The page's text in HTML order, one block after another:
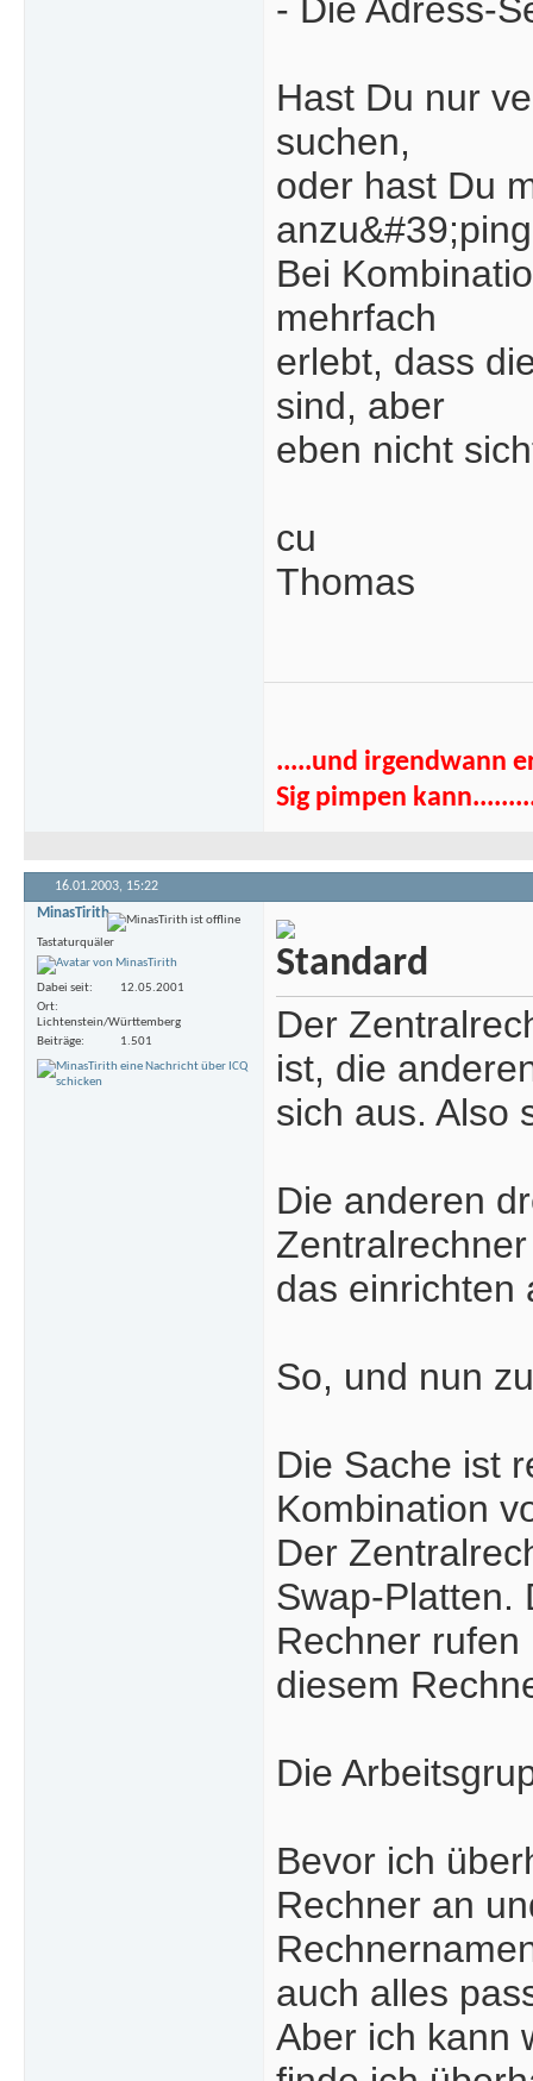
- Die Adress-
Hast Du nur
suchen,
oder hast Du
Bei
mehrfach
erlebt, dass
sind, aber
eben nicht
cu
Thomas
.....und irgendwann
Sig pimpen
16.01.2003, 15:22
MinasTirith
Tastaturquäler
Dabei seit
12.05.2001
Ort
Lichtenstein/Württemberg
Beiträge
1.501
Der
ist, die
sich aus. Also
Die anderen
das einrichten
So, und nun
Die Sache ist
Kombination
Der
Swap-Platten.
Rechner
diesem
Die
Bevor ich
Rechner an
auch alles
Aber ich kann